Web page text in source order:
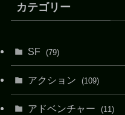
カテゴリー
SF (79)
アクション (109)
アドベンチャー (11)